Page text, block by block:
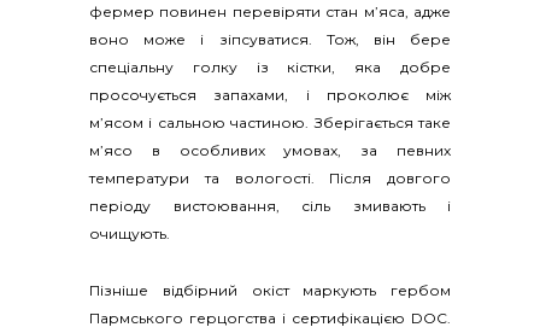
фермер повинен перевіряти стан м’яса, адже
воно може і зіпсуватися. Тож, він бере
спеціальну голку із кістки, яка добре
просочується запахами, і проколює між
м’ясом і сальною частиною. Зберігається таке
м’ясо в особливих умовах, за певних
температури та вологості. Після довгого
періоду вистоювання, сіль змивають і
очищують.
Пізніше відбірний окіст маркують гербом
Пармського герцогства і сертифікацією DOC.